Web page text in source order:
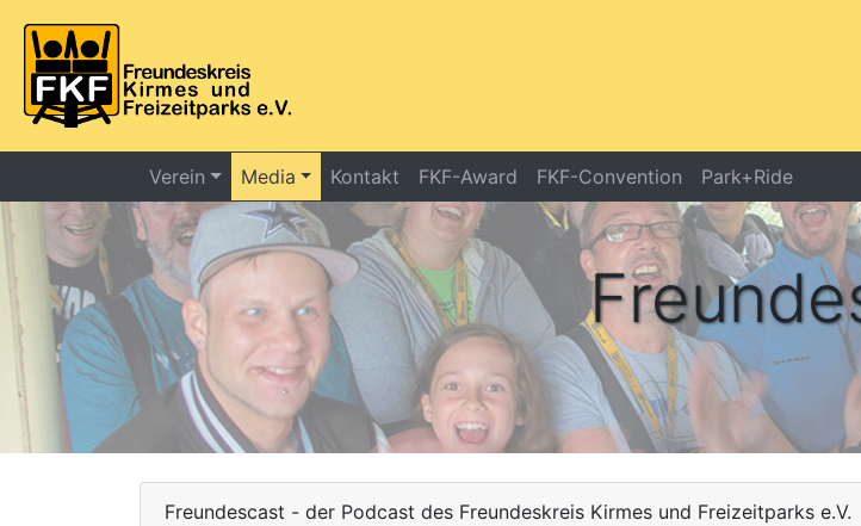
Verein Media Kontakt FKF-Award FKF-Convention Park+Ride
Freundescast - der Podcast des Freundeskreis Kirmes und Freizeitparks e.V.